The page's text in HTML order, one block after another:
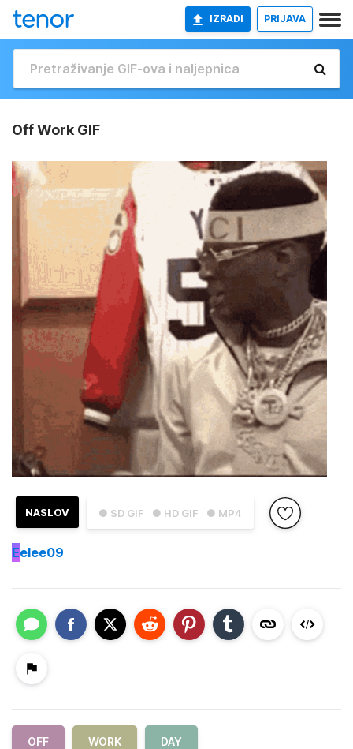
IZRADI PRIJAVA
Off Work GIF
● SD GIF ● HD GIF ● MP4
NASLOV
Eelee09
OFF WORK DAY